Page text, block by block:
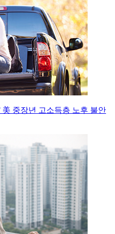
美 중장년 고소득층 노후 불안